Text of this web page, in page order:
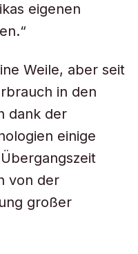
eigenen
Weile, aber seit
in den
dank der
einige
von der
großer